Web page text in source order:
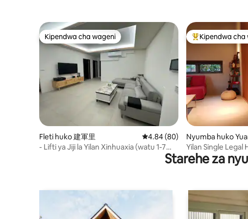
Kipendwa cha wageni
Kipendwa cha wageni
Fleti huko 建軍里 Ukadiriaji wa wastani wa 4.84
4.84 (80)
- Lifti ya Jiji la Yilan Xinhuaxia (watu 1-7
wanaweza kukaa) kwa ajili ya vifaa vya
Kipendwa
Kipendwa cha
Nyumba huko
hip
Yilan Single Legal
Farmhouse
Utulivu
Starehe za